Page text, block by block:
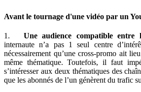
Avant le tournage d'une vidéo par un
1.Une audience compatible entre
internaute n’a pas 1 seul centre
nécessairement qu’une cross-promo ait
même thématique. Toutefois, il faut
s’intéresser aux deux thématiques des
que les abonnés de l’un génèrent du trafic